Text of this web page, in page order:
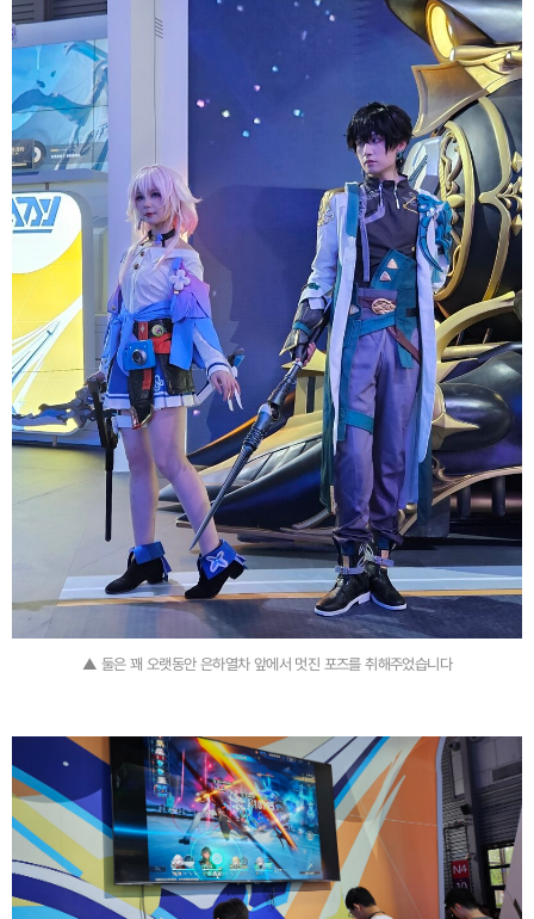
▲ 둘은 꽤 오랫동안 은하열차 앞에서 멋진 포즈를 취해주었습니다